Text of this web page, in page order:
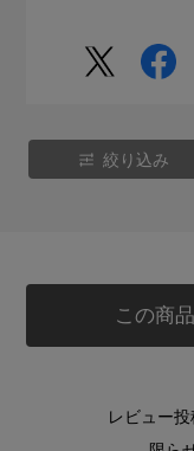
絞り込み
この商
レビュー